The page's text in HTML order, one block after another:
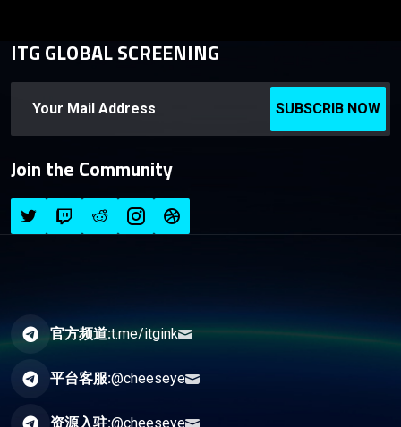
ITG GLOBAL SCREENING
SUBSCRIB NOW
Join the Community
官方频道:t.me/itgink
平台客服:@cheeseye
资源入驻:@cheeseye